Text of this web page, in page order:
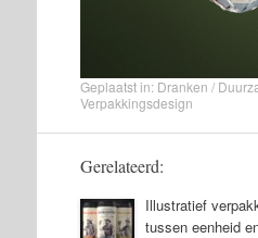
Geplaatst in: Dranken /
Verpakkingsdesign
Gerelateerd:
Illustratief
tussen eenheid